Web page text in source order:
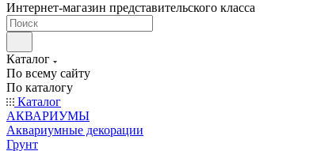
Интернет-магазин представительского класса
Каталог
По всему сайту
По каталогу
Каталог
АКВАРИУМЫ
Аквариумные декорации
Грунт